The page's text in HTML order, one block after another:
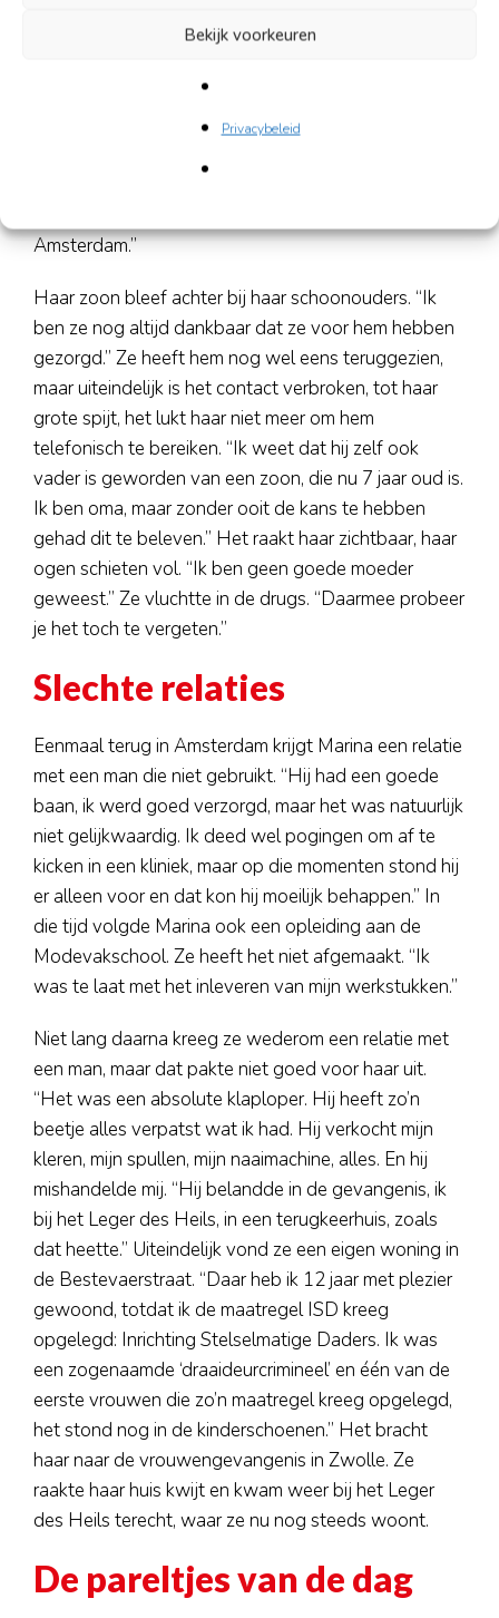
Bekijk voorkeuren
Privacybeleid
In haar zoektocht naar geld, vond ze ook veel
leerde ik mijn man kennen, een Duitser. We zijn gaan
samenwonen, totdat hij 4 maanden vast kwam te
Amsterdam.”
Haar zoon bleef achter bij haar schoonouders. “Ik
ben ze nog altijd dankbaar dat ze voor hem hebben
gezorgd.” Ze heeft hem nog wel eens teruggezien,
maar uiteindelijk is het contact verbroken, tot haar
grote spijt, het lukt haar niet meer om hem
telefonisch te bereiken. “Ik weet dat hij zelf ook
vader is geworden van een zoon, die nu 7 jaar oud is.
Ik ben oma, maar zonder ooit de kans te hebben
gehad dit te beleven.” Het raakt haar zichtbaar, haar
ogen schieten vol. “Ik ben geen goede moeder
geweest.” Ze vluchtte in de drugs. “Daarmee probeer
je het toch te vergeten.”
Slechte relaties
Eenmaal terug in Amsterdam krijgt Marina een relatie
met een man die niet gebruikt. “Hij had een goede
baan, ik werd goed verzorgd, maar het was natuurlijk
niet gelijkwaardig. Ik deed wel pogingen om af te
kicken in een kliniek, maar op die momenten stond hij
er alleen voor en dat kon hij moeilijk behappen.” In
die tijd volgde Marina ook een opleiding aan de
Modevakschool. Ze heeft het niet afgemaakt. “Ik
was te laat met het inleveren van mijn werkstukken.”
Niet lang daarna kreeg ze wederom een relatie met
een man, maar dat pakte niet goed voor haar uit.
“Het was een absolute klaploper. Hij heeft zo’n
beetje alles verpatst wat ik had. Hij verkocht mijn
kleren, mijn spullen, mijn naaimachine, alles. En hij
mishandelde mij. “Hij belandde in de gevangenis, ik
bij het Leger des Heils, in een terugkeerhuis, zoals
dat heette.” Uiteindelijk vond ze een eigen woning in
de Bestevaerstraat. “Daar heb ik 12 jaar met plezier
gewoond, totdat ik de maatregel ISD kreeg
opgelegd: Inrichting Stelselmatige Daders. Ik was
een zogenaamde ‘draaideurcrimineel’ en één van de
eerste vrouwen die zo’n maatregel kreeg opgelegd,
het stond nog in de kinderschoenen.” Het bracht
haar naar de vrouwengevangenis in Zwolle. Ze
raakte haar huis kwijt en kwam weer bij het Leger
des Heils terecht, waar ze nu nog steeds woont.
De pareltjes van de dag